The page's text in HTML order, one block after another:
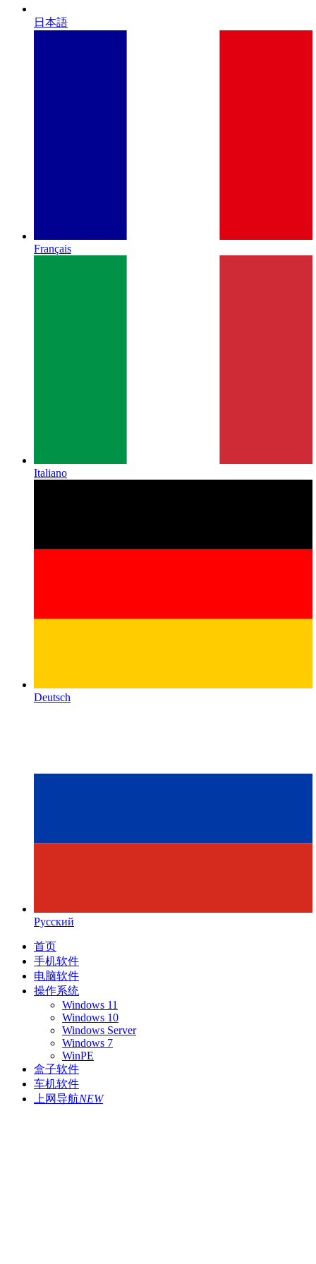
日本語
Français
Italiano
Deutsch
Русский
首页
手机软件
电脑软件
操作系统
Windows 11
Windows 10
Windows Server
Windows 7
WinPE
盒子软件
车机软件
上网导航NEW